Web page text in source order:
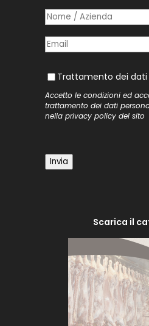
Nome /​ Azienda
Posta elettronica
Trattamento dei dati
Trattamento dei dati
Accetto le condizioni ed
trattamento dei dati
nella privacy policydel sito
Invia
Scarica il